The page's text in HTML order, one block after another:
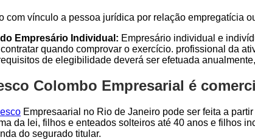
com vínculo a pessoa jurídica por relação empregatícia
Empresário Individual: Empresário individual e
quando comprovar o exercício. profissional da
de elegibilidade deverá ser efetuada
Colombo Empresarial é
Empresaarial no Rio de Janeiro pode ser feita a
da lei, filhos e enteados solteiros até 40 anos e filhos
do segurado titular.